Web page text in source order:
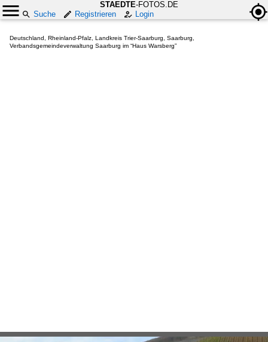
STAEDTE-FOTOS.DE
Suche
Registrieren Login
Deutschland, Rheinland-Pfalz, Landkreis Trier-Saarburg, Saarburg,
Verbandsgemeindeverwaltung Saarburg im “Haus Warsberg”